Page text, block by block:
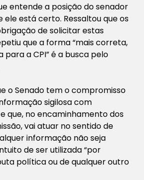
entende a posição do senador
ele está certo. Ressaltou que os
de solicitar estas
que a forma “mais correta,
a CPI” é a busca pelo
o Senado tem o compromisso
sigilosa com
que, no encaminhamento dos
vai atuar no sentido de
informação não seja
de ser utilizada “por
política ou de qualquer outro